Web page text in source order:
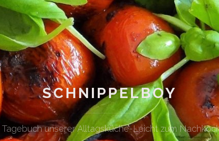
SCHNIPPELBOY
Tagebuch unserer Alltagsküche-Leicht zum